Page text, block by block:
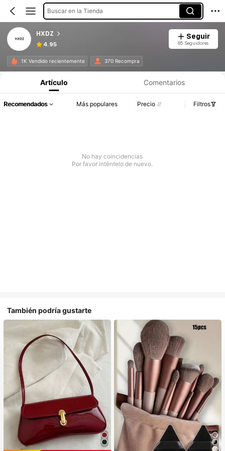
Buscar en la Tienda
HXDZ
4.95
Seguir
85 Seguidores
1K Vendido recientemente 370 Recompra
Artículo Comentarios
Recomendados Más populares Precio Filtros
No hay coincidencias
Por favor inténtelo de nuevo.
También podría gustarte